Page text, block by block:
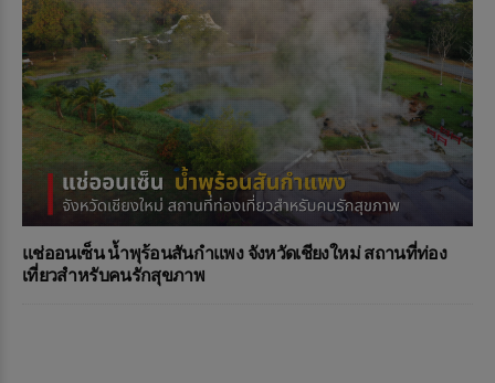
แช่ออนเซ็น น้ำพุร้อนสันกำแพง จังหวัดเชียงใหม่ สถานที่ท่อง
เที่ยวสำหรับคนรักสุขภาพ